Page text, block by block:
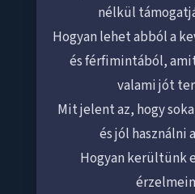
nélkül
Hogyan lehet abból a
és férfimintából,
valami jót
Mit jelent az, hogy
és jól használni
Hogyan kerültünk